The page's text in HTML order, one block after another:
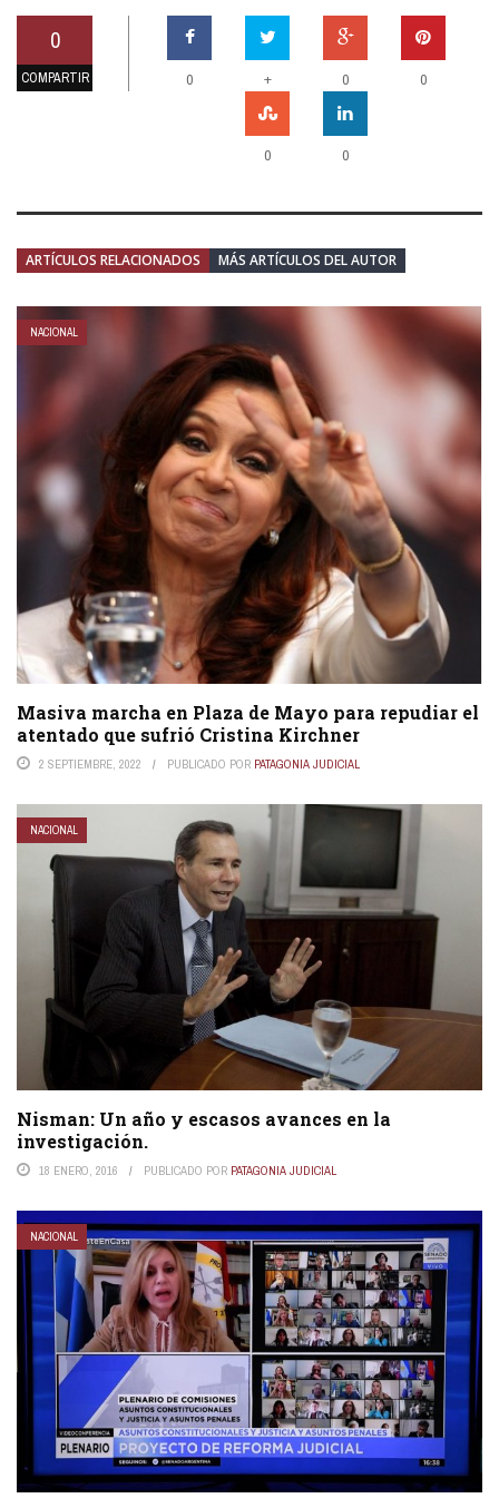
0
COMPARTIR 0 + 0 0
0 0
ARTÍCULOS RELACIONADOS MÁS ARTÍCULOS DEL AUTOR
NACIONAL
Masiva marcha en Plaza de Mayo para repudiar el
atentado que sufrió Cristina Kirchner
2 SEPTIEMBRE, 2022 PUBLICADO POR PATAGONIA JUDICIAL
NACIONAL
Nisman: Un año y escasos avances en la
investigación.
18 ENERO, 2016 PUBLICADO POR PATAGONIA JUDICIAL
NACIONAL